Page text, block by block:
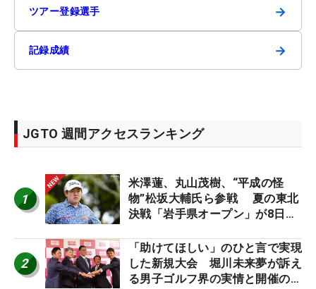
ツアー登録選手 →
記録成績 →
JGTO 週間アクセスランキング
1
米澤蓮、丸山茂樹、“平成の怪
物”松坂大輔氏ら参戦 夏の東北
決戦「岩手県オープン」が8日開
2
「助けてほしい」のひと言で実現
した新規大会 堀川未来夢が訴え
る男子ゴルフ界の実情と開催の舞